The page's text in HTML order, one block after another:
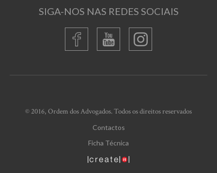
SIGA-NOS NAS REDES SOCIAIS
© 2016, Ordem dos Advogados. Todos os direitos reservados
Contactos
Ficha Técnica